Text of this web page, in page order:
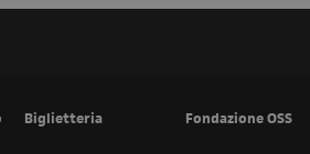
Biglietteria Fondazione OSS